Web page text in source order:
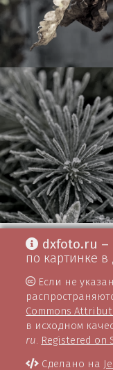
dxfoto.ru –
по картинке
Если не
Commons
в исходном
ru. Registered on
Сделано на